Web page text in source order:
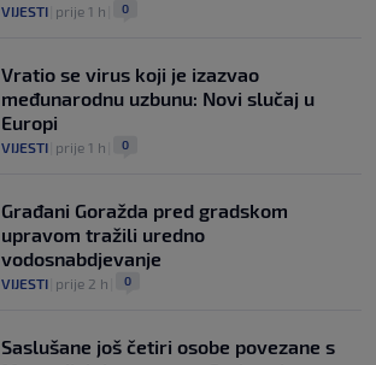
VIJESTI prije 1 h 0
Vratio se virus koji je izazvao
međunarodnu uzbunu: Novi slučaj u
Europi
VIJESTI prije 1 h 0
Građani Goražda pred gradskom
upravom tražili uredno
vodosnabdjevanje
VIJESTI prije 2 h 0
Saslušane još četiri osobe povezane s